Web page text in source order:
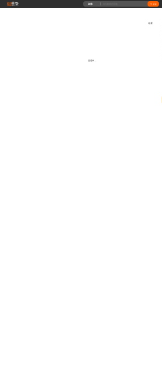
藝墅 全部 搜索
加载中...
收藏